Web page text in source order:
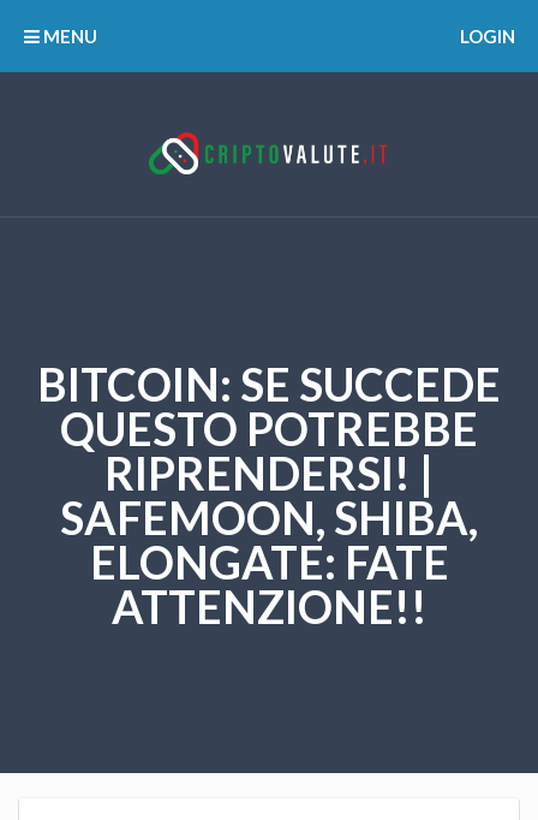
MENU LOGIN
BITCOIN: SE SUCCEDE
QUESTO POTREBBE
RIPRENDERSI! |
SAFEMOON, SHIBA,
ELONGATE: FATE
ATTENZIONE!!